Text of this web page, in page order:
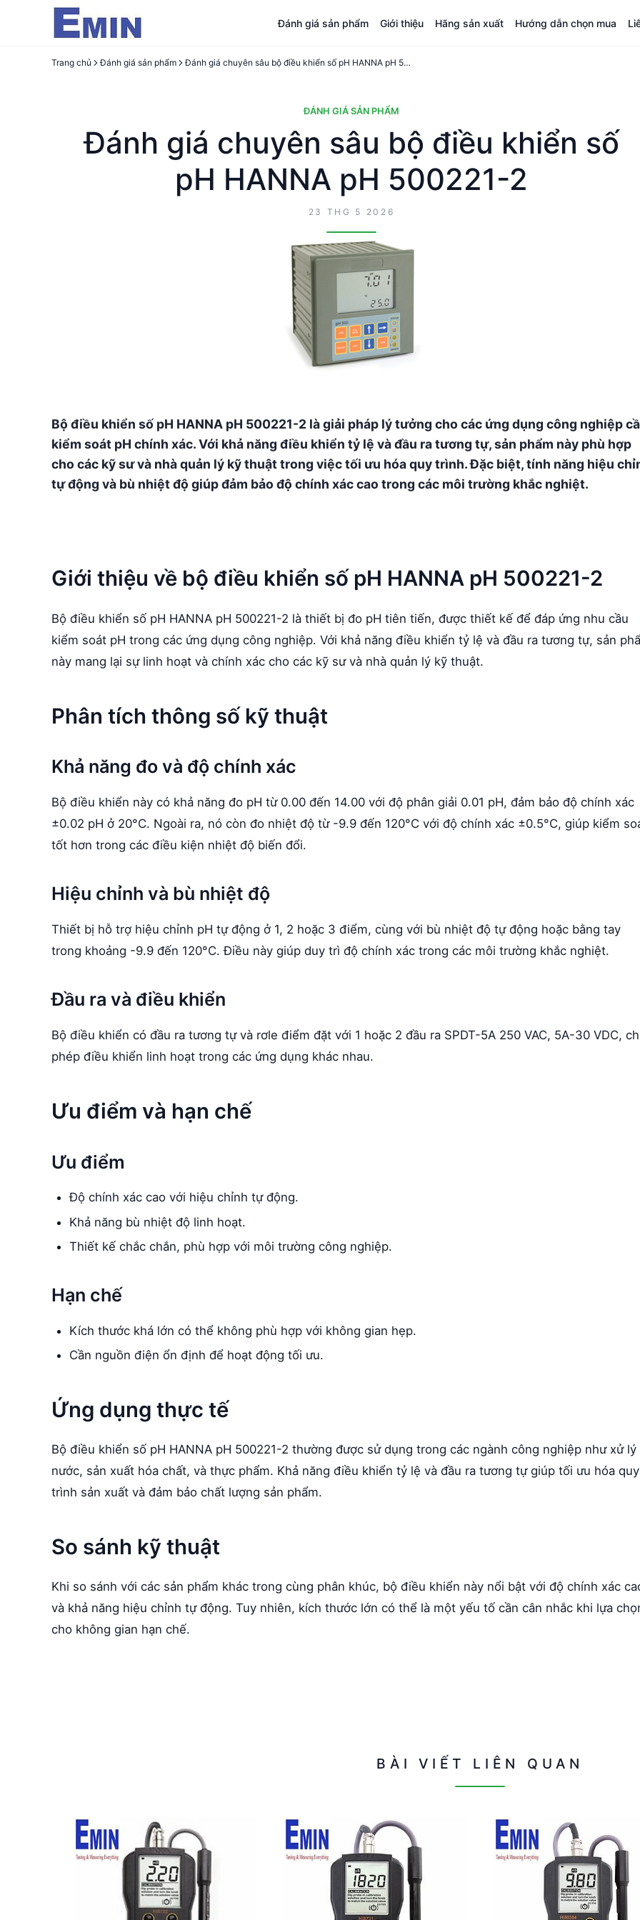
Đánh giá sản phẩm Giới thiệu Hãng sản xuất Hướng dẫn chọn mua
Trang chủ Đánh giá sản phẩm Đánh giá chuyên sâu bộ điều khiển số pH HANNA pH 500221-2
ĐÁNH GIÁ SẢN PHẨM
Đánh giá chuyên sâu bộ điều khiển số
pH HANNA pH 500221-2
23 THG 5 2026
Bộ điều khiển số pH HANNA pH 500221-2 là giải pháp lý tưởng cho các ứng dụng công nghiệp
kiểm soát pH chính xác. Với khả năng điều khiển tỷ lệ và đầu ra tương tự, sản phẩm này phù hợp
cho các kỹ sư và nhà quản lý kỹ thuật trong việc tối ưu hóa quy trình. Đặc biệt, tính năng hiệu
tự động và bù nhiệt độ giúp đảm bảo độ chính xác cao trong các môi trường khắc nghiệt.
Giới thiệu về bộ điều khiển số pH HANNA pH 500221-2
Bộ điều khiển số pH HANNA pH 500221-2 là thiết bị đo pH tiên tiến, được thiết kế để đáp ứng nhu cầu
kiểm soát pH trong các ứng dụng công nghiệp. Với khả năng điều khiển tỷ lệ và đầu ra tương tự, sản
này mang lại sự linh hoạt và chính xác cho các kỹ sư và nhà quản lý kỹ thuật.
Phân tích thông số kỹ thuật
Khả năng đo và độ chính xác
Bộ điều khiển này có khả năng đo pH từ 0.00 đến 14.00 với độ phân giải 0.01 pH, đảm bảo độ chính xác
±0.02 pH ở 20°C. Ngoài ra, nó còn đo nhiệt độ từ -9.9 đến 120°C với độ chính xác ±0.5°C, giúp kiểm
tốt hơn trong các điều kiện nhiệt độ biến đổi.
Hiệu chỉnh và bù nhiệt độ
Thiết bị hỗ trợ hiệu chỉnh pH tự động ở 1, 2 hoặc 3 điểm, cùng với bù nhiệt độ tự động hoặc bằng tay
trong khoảng -9.9 đến 120°C. Điều này giúp duy trì độ chính xác trong các môi trường khắc nghiệt.
Đầu ra và điều khiển
Bộ điều khiển có đầu ra tương tự và rơle điểm đặt với 1 hoặc 2 đầu ra SPDT-5A 250 VAC, 5A-30 VDC,
phép điều khiển linh hoạt trong các ứng dụng khác nhau.
Ưu điểm và hạn chế
Ưu điểm
Độ chính xác cao với hiệu chỉnh tự động.
Khả năng bù nhiệt độ linh hoạt.
Thiết kế chắc chắn, phù hợp với môi trường công nghiệp.
Hạn chế
Kích thước khá lớn có thể không phù hợp với không gian hẹp.
Cần nguồn điện ổn định để hoạt động tối ưu.
Ứng dụng thực tế
Bộ điều khiển số pH HANNA pH 500221-2 thường được sử dụng trong các ngành công nghiệp như xử lý
nước, sản xuất hóa chất, và thực phẩm. Khả năng điều khiển tỷ lệ và đầu ra tương tự giúp tối ưu hóa quy
trình sản xuất và đảm bảo chất lượng sản phẩm.
So sánh kỹ thuật
Khi so sánh với các sản phẩm khác trong cùng phân khúc, bộ điều khiển này nổi bật với độ chính xác
và khả năng hiệu chỉnh tự động. Tuy nhiên, kích thước lớn có thể là một yếu tố cần cân nhắc khi lựa
cho không gian hạn chế.
BÀI VIẾT LIÊN QUAN